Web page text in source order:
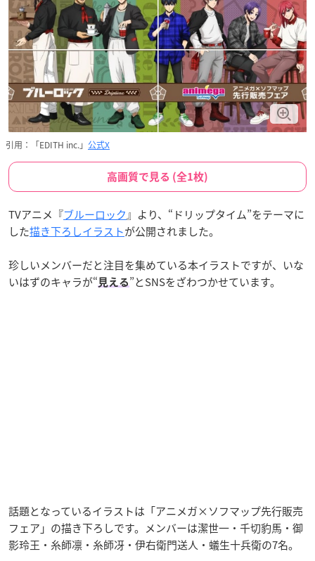
引用：「EDITH inc.」 公式X
高画質で見る (全1枚)
TVアニメ『ブルーロック』より、“ドリップタイム”をテーマに
した描き下ろしイラストが公開されました。
珍しいメンバーだと注目を集めている本イラストですが、いな
いはずのキャラが“ 見える ”とSNSをざわつかせています。
話題となっているイラストは「アニメガ×ソフマップ先行販売
フェア」の描き下ろしです。メンバーは潔世一・千切豹馬・御
影玲王・糸師凛・糸師冴・伊右衛門送人・蟻生十兵衛の7名。